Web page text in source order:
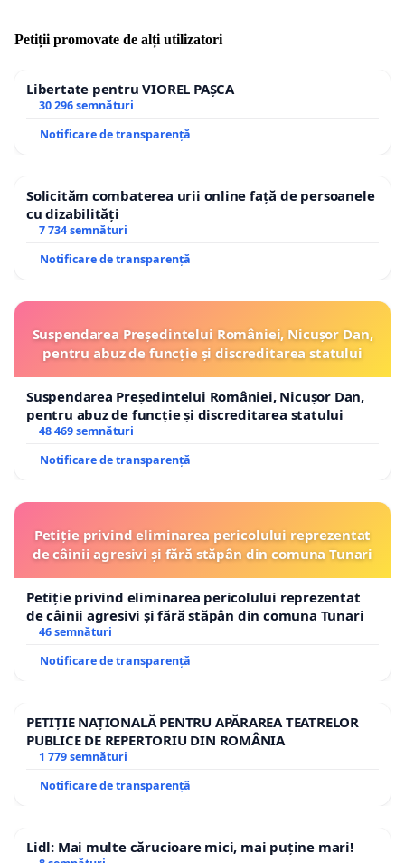
Petiții promovate de alți utilizatori
Libertate pentru VIOREL PAȘCA
30 296 semnături
Notificare de transparență
Solicităm combaterea urii online față de persoanele
cu dizabilități
7 734 semnături
Notificare de transparență
Suspendarea Președintelui României, Nicușor Dan,
pentru abuz de funcție și discreditarea statului
Suspendarea Președintelui României, Nicușor Dan,
pentru abuz de funcție și discreditarea statului
48 469 semnături
Notificare de transparență
Petiție privind eliminarea pericolului reprezentat
de câinii agresivi și fără stăpân din comuna Tunari
Petiție privind eliminarea pericolului reprezentat
de câinii agresivi și fără stăpân din comuna Tunari
46 semnături
Notificare de transparență
PETIȚIE NAȚIONALĂ PENTRU APĂRAREA TEATRELOR
PUBLICE DE REPERTORIU DIN ROMÂNIA
1 779 semnături
Notificare de transparență
Lidl: Mai multe cărucioare mici, mai puține mari!